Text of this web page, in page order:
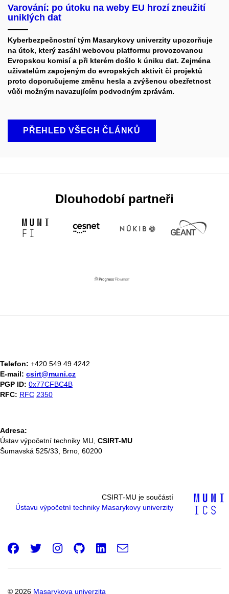
Varování: po útoku na weby EU hrozí zneužití
uniklých dat
Kyberbezpečnostní tým Masarykovy univerzity upozorňuje
na útok, který zasáhl webovou platformu provozovanou
Evropskou komisí a při kterém došlo k úniku dat. Zejména
uživatelům zapojeným do evropských aktivit či projektů
proto doporučujeme změnu hesla a zvýšenou obezřetnost
vůči možným navazujícím podvodným zprávám.
PŘEHLED VŠECH ČLÁNKŮ
Dlouhodobí partneři
Telefon: +420 549 49 4242
E-mail: csirt@muni.cz
PGP ID: 0x77CFBC4B
RFC: RFC 2350
Adresa:
Ústav výpočetní techniky MU, CSIRT-MU
Šumavská 525/33, Brno, 60200
CSIRT-MU je součástí
Ústavu výpočetní techniky Masarykovy univerzity
© 2026 Masarykova univerzita
Facebook
Twitter
Instagram
GitHubLinkedIn
e-